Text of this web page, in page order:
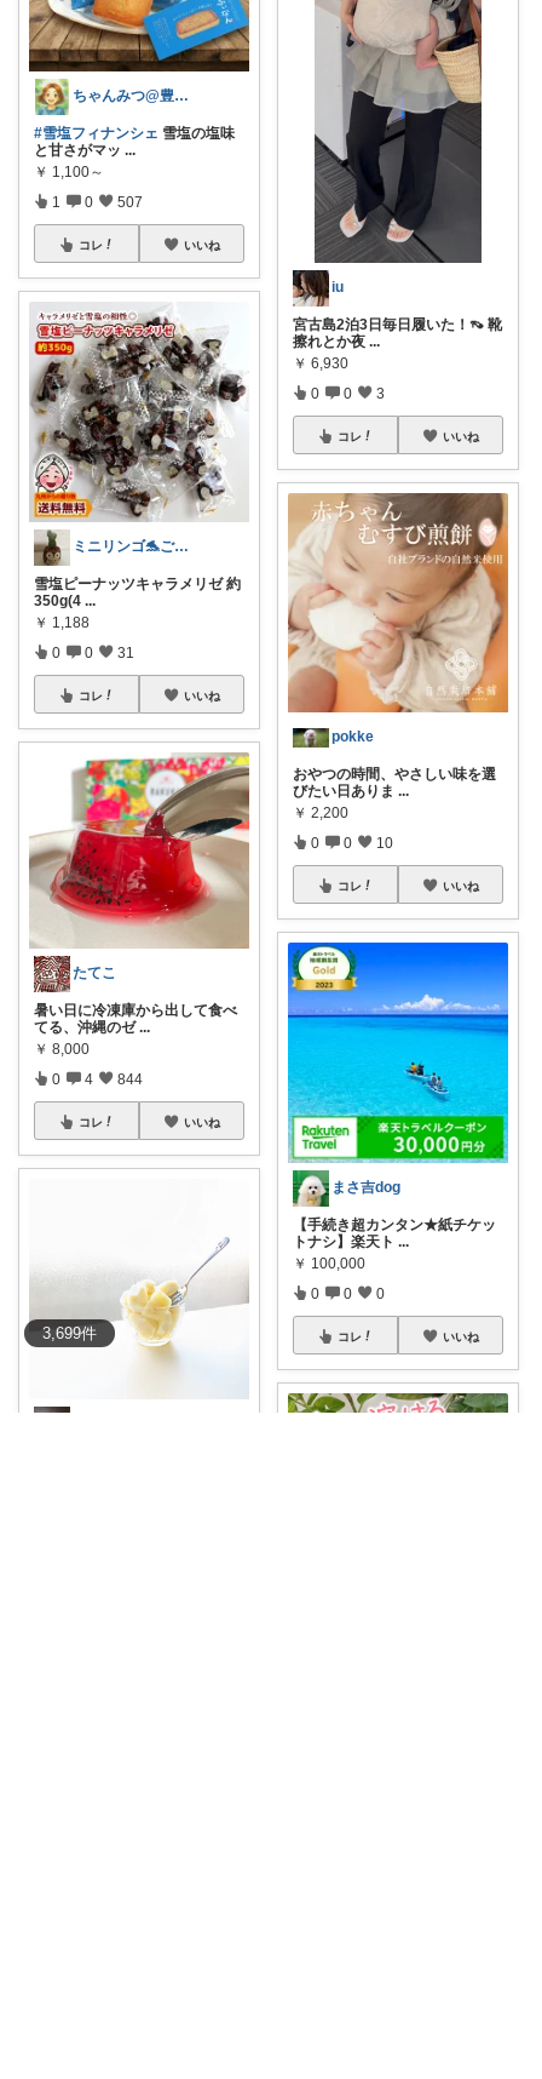
3,699件
ちゃんみつ@豊かな日常
#雪塩フィナンシェ 雪塩の塩味
と甘さがマッ ...
￥ 1,100～
1 0 507
コレ いいね
ミニリンゴ🐬ご縁に感謝🌻ありがとう
雪塩ピーナッツキャラメリゼ 約
350g(4 ...
￥ 1,188
0 0 31
コレ いいね
たてこ
暑い日に冷凍庫から出して食べ
てる、沖縄のゼ ...
￥ 8,000
0 4 844
コレ いいね
iu
宮古島2泊3日毎日履いた！👡 靴
擦れとか夜 ...
￥ 6,930
0 0 3
コレ いいね
pokke
おやつの時間、やさしい味を選
びたい日ありま ...
￥ 2,200
0 0 10
コレ いいね
まさ吉dog
【手続き超カンタン★紙チケッ
トナシ】楽天ト ...
￥ 100,000
0 0 0
コレ いいね